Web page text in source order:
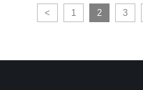
< 1 2 3